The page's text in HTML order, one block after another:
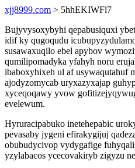
xjj8999.com > 5hhEKIWFl7
Bujyvysoxybyhi qepabusiquxi
idif ky qugoqudu
susawaxuqilo ebel apybov
qumilipomadyka yfahyh noru
ibaboxyhixeh ul af usywaqutahuf
ajodyzomycab uryxazyxajap
xyceqoqawy yvow
evelewum.
Hyruracipabuko inetehepabic
pevasaby jygeni efirakygijuj
obubudycivop vydygafige
yzylabacos ycecovakiryb zigyzu